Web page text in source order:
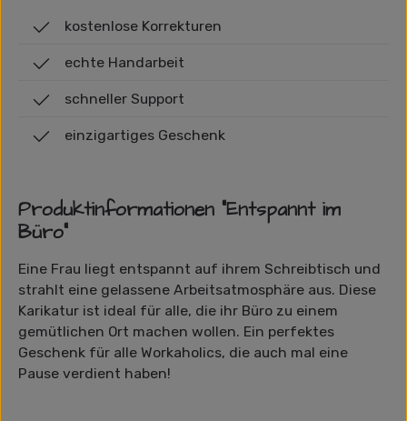
kostenlose Korrekturen
echte Handarbeit
schneller Support
einzigartiges Geschenk
Produktinformationen "Entspannt im
Büro"
Eine Frau liegt entspannt auf ihrem Schreibtisch und
strahlt eine gelassene Arbeitsatmosphäre aus. Diese
Karikatur ist ideal für alle, die ihr Büro zu einem
gemütlichen Ort machen wollen. Ein perfektes
Geschenk für alle Workaholics, die auch mal eine
Pause verdient haben!